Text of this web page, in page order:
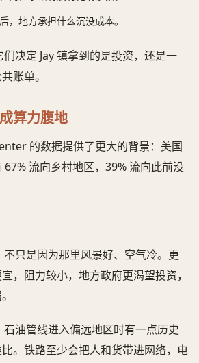
，地方承担什么沉没成本。
决定 Jay 镇拿到的是投资，还是一
账单。
算力腹地
的数据提供了更大的背景：美国
流向乡村地区，39% 流向此前没
只是因为那里风景好、空气冷。更
，阻力较小，地方政府更渴望投资，
油管线进入偏远地区时有一点历史
。铁路至少会把人和货带进网络，电